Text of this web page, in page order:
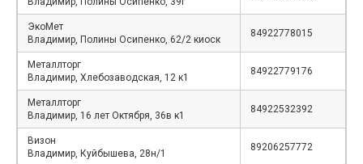
ЭкоМет
Владимир, Полины Осипенко, 62/2 киоск
84922778015
Металлторг
Владимир, Хлебозаводская, 12 к1
84922779176
Металлторг
Владимир, 16 лет Октября, 36в к1
84922532392
Визон
Владимир, Куйбышева, 28н/1
89206257772